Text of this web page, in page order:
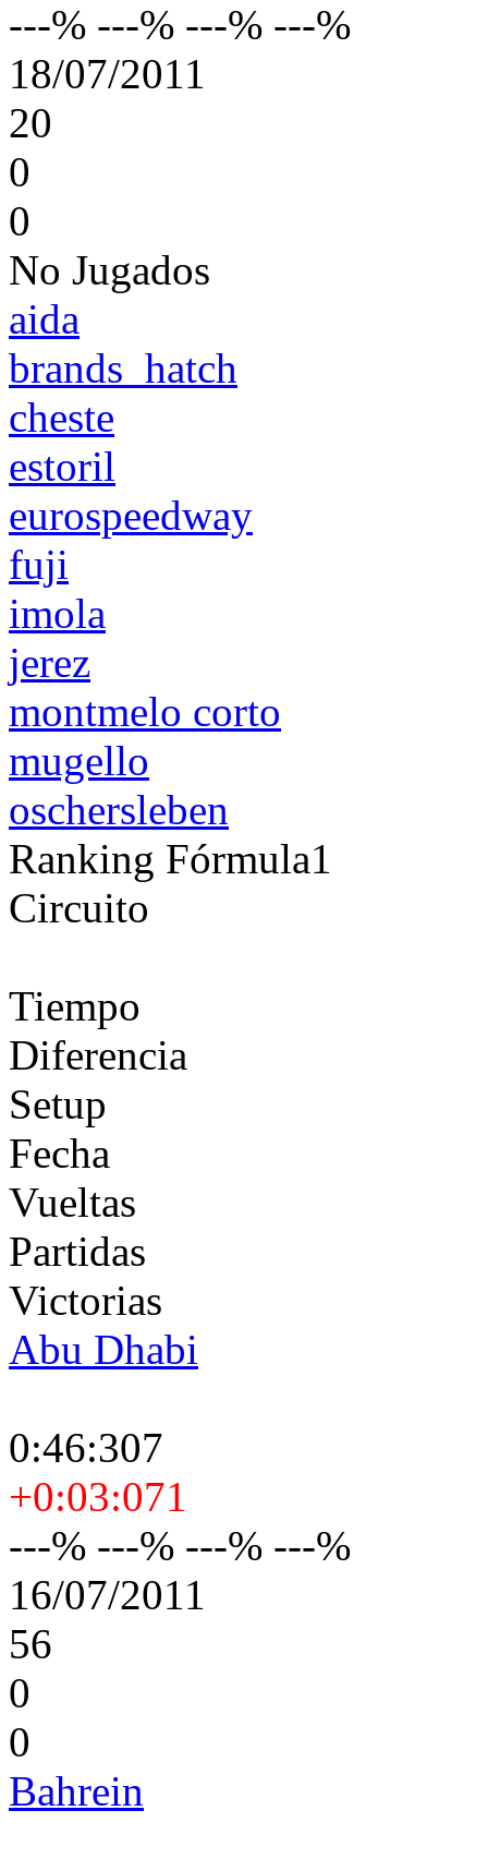
---% ---% ---% ---%
18/07/2011
20
0
0
No Jugados
aida
brands_hatch
cheste
estoril
eurospeedway
fuji
imola
jerez
montmelo corto
mugello
oschersleben
Ranking Fórmula1
Circuito
Tiempo
Diferencia
Setup
Fecha
Vueltas
Partidas
Victorias
Abu Dhabi
0:46:307
+0:03:071
---% ---% ---% ---%
16/07/2011
56
0
0
Bahrein